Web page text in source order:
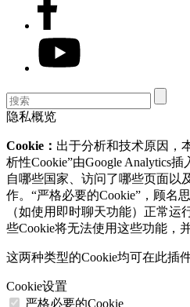
隐私概览
Cookie： 出于分析和技术原因，
析性Cookie”由Google Analytics
自哪些国家、访问了哪些页面以
作。“严格必要的Cookie”，顾名
（如使用即时聊天功能）正常运
些Cookie将无法使用这些功能，
这两种类型的Cookie均可在此插
Cookie设置
严格必要的Cookie